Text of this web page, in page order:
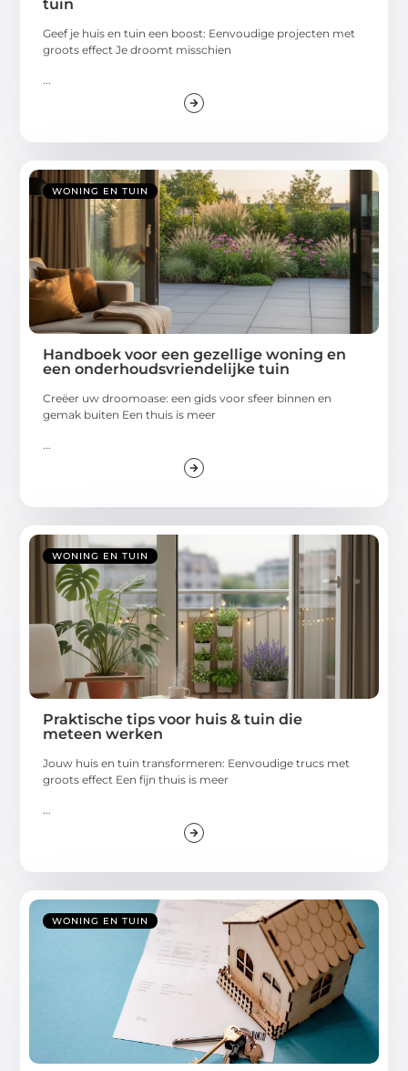
tuin
Geef je huis en tuin een boost: Eenvoudige projecten met
groots effect Je droomt misschien
WONING EN TUIN
Handboek voor een gezellige woning en
een onderhoudsvriendelijke tuin
Creëer uw droomoase: een gids voor sfeer binnen en
gemak buiten Een thuis is meer
WONING EN TUIN
Praktische tips voor huis & tuin die
meteen werken
Jouw huis en tuin transformeren: Eenvoudige trucs met
groots effect Een fijn thuis is meer
WONING EN TUIN